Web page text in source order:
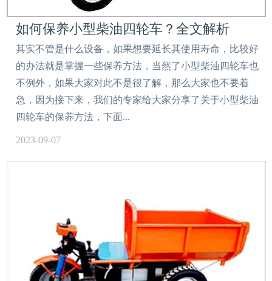
如何保养小型柴油四轮车？全文解析
其实不管是什么设备，如果想要延长其使用寿命，比较好
的办法就是掌握一些保养方法，当然了小型柴油四轮车也
不例外，如果大家对此不是很了解，那么大家也不要着
急，因为接下来，我们的专家给大家分享了关于小型柴油
四轮车的保养方法，下面...
2023-09-07